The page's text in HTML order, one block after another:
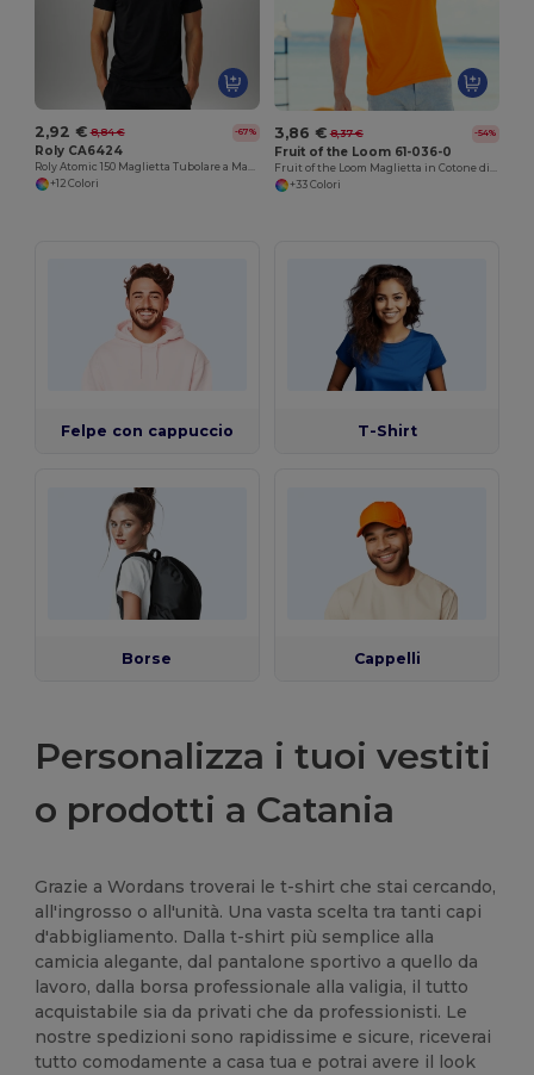
2,92 € 8,84 € -67%
Roly CA6424
+12 Colori
3,86 € 8,37 € -54%
Fruit of the Loom 61-036-0
+33 Colori
Felpe con cappuccio T-Shirt
Borse Cappelli
Personalizza i tuoi vestiti
o prodotti a Catania
Grazie a Wordans troverai le t-shirt che stai cercando,
all'ingrosso o all'unità. Una vasta scelta tra tanti capi
d'abbigliamento. Dalla t-shirt più semplice alla
camicia alegante, dal pantalone sportivo a quello da
lavoro, dalla borsa professionale alla valigia, il tutto
acquistabile sia da privati che da professionisti. Le
nostre spedizioni sono rapidissime e sicure, riceverai
tutto comodamente a casa tua e potrai avere il look